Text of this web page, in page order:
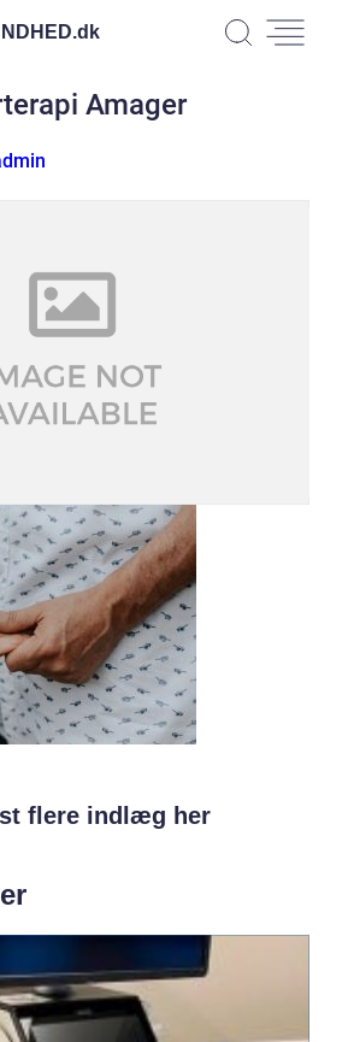
dk
Amager
flere indlæg her